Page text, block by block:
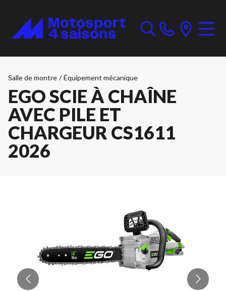
Salle de montre / Équipement mécanique
EGO SCIE À CHAÎNE
AVEC PILE ET
CHARGEUR CS1611
2026